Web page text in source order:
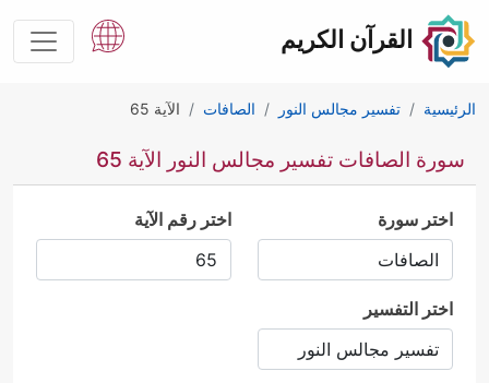
القرآن الكريم
الرئيسية تفسير مجالس النور الصافات الآية 65
سورة الصافات تفسير مجالس النور الآية 65
اختر سورة اختر رقم الآية
اختر التفسير